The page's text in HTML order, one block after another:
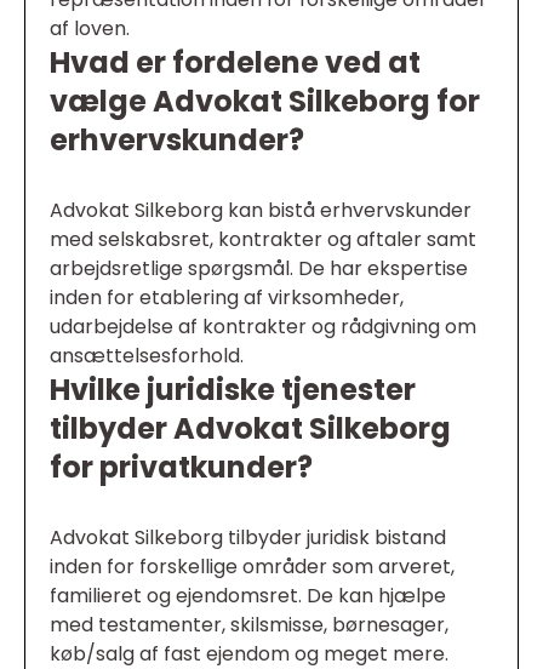
af loven.
Hvad er fordelene ved at
vælge Advokat Silkeborg for
erhvervskunder?
Advokat Silkeborg kan bistå erhvervskunder
med selskabsret, kontrakter og aftaler samt
arbejdsretlige spørgsmål. De har ekspertise
inden for etablering af virksomheder,
udarbejdelse af kontrakter og rådgivning om
ansættelsesforhold.
Hvilke juridiske tjenester
tilbyder Advokat Silkeborg
for privatkunder?
Advokat Silkeborg tilbyder juridisk bistand
inden for forskellige områder som arveret,
familieret og ejendomsret. De kan hjælpe
med testamenter, skilsmisse, børnesager,
køb/salg af fast ejendom og meget mere.